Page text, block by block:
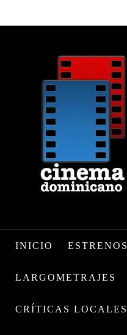
INICIO ESTRENOS
LARGOMETRAJES
CRÍTICAS LOCALES